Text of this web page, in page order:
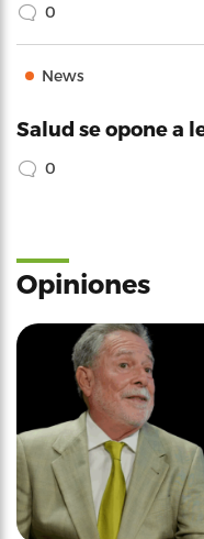
0
News
Salud se opone a
0
Opiniones